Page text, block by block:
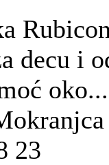
decu i
oko...
23